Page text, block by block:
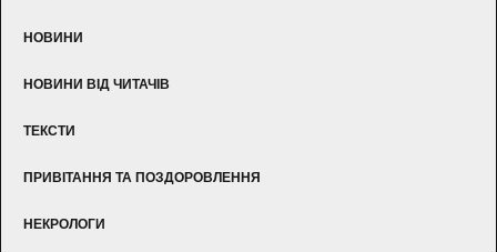
НОВИНИ
НОВИНИ ВІД ЧИТАЧІВ
ТЕКСТИ
ПРИВІТАННЯ ТА ПОЗДОРОВЛЕННЯ
НЕКРОЛОГИ